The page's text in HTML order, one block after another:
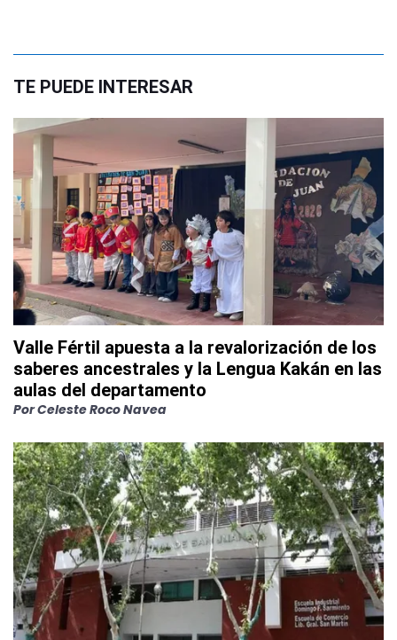
TE PUEDE INTERESAR
Valle Fértil apuesta a la revalorización de los
saberes ancestrales y la Lengua Kakán en las
aulas del departamento
PorCeleste Roco Navea